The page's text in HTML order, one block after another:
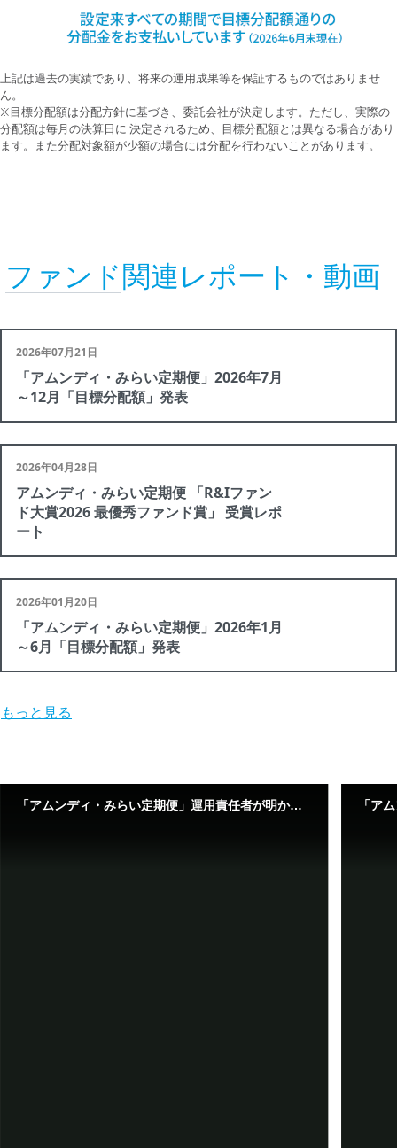
上記は過去の実績であり、将来の運用成果等を保証するものではありませ
ん。
※目標分配額は分配方針に基づき、委託会社が決定します。ただし、実際の
分配額は毎月の決算日に 決定されるため、目標分配額とは異なる場合があり
ます。また分配対象額が少額の場合には分配を行わないことがあります。
ファンド関連レポート・動画
2026年07月21日
「アムンディ・みらい定期便」2026年7月
～12月「目標分配額」発表
2026年04月28日
アムンディ・みらい定期便 「R&Iファン
ド大賞2026 最優秀ファンド賞」 受賞レポ
ート
2026年01月20日
「アムンディ・みらい定期便」2026年1月
～6月「目標分配額」発表
もっと見る
「アムンディ・みらい定期便」運用責任者が明かす戦略の全貌